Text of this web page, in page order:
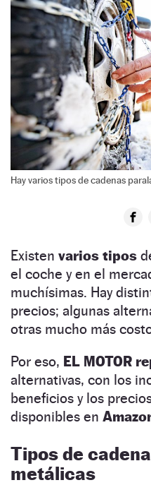
Hay varios tipos de cadenas
Existen varios tipos
el coche y en el
muchísimas. Hay
precios; algunas
otras mucho más
Por eso, EL MOTOR
alternativas, con los
beneficios y los
disponibles en
Tipos de
metálicas